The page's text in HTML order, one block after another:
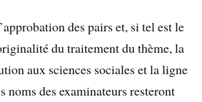
des pairs et, si tel est le
du traitement du thème, la
aux sciences sociales et la ligne
noms des examinateurs resteront